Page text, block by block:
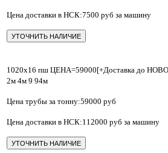
Цена доставки в НСК:7500 руб за машину
УТОЧНИТЬ НАЛИЧИЕ
1020х16 пш ЦЕНА=59000[+Доставка до
2м 4м 9 94м
Цена трубы за тонну:59000 руб
Цена доставки в НСК:112000 руб за машину
УТОЧНИТЬ НАЛИЧИЕ